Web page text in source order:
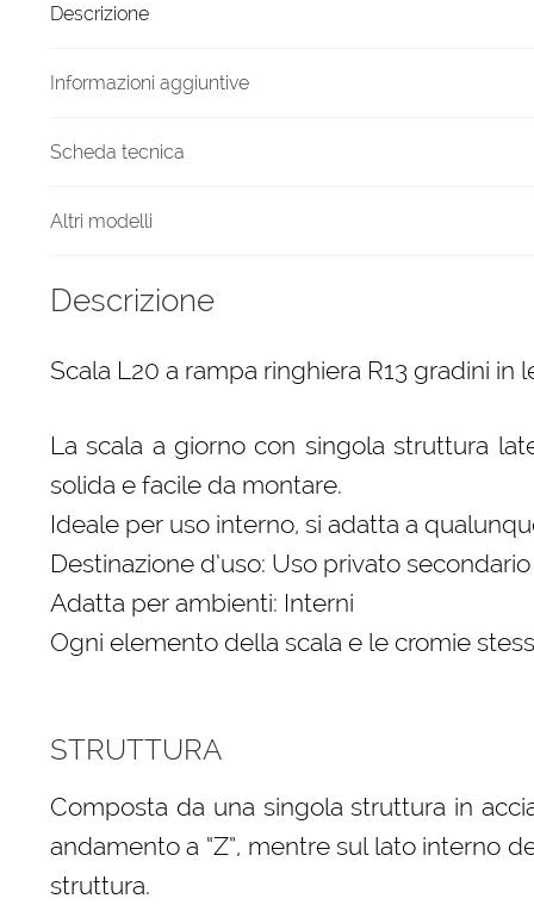
800
quantità
Descrizione
Informazioni aggiuntive
Scheda tecnica
Altri modelli
Descrizione
Scala L20 a rampa ringhiera R13 gradini in
La scala a giorno con singola struttura
solida e facile da montare.
Ideale per uso interno, si adatta a
Destinazione d’uso: Uso privato secondario
Adatta per ambienti: Interni
Ogni elemento della scala e le cromie
STRUTTURA
Composta da una singola struttura in
andamento a “Z”, mentre sul lato interno
struttura.